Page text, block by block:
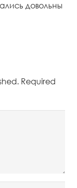
довольны
Required